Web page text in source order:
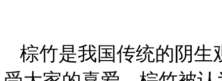
棕竹是我国传统的阴生